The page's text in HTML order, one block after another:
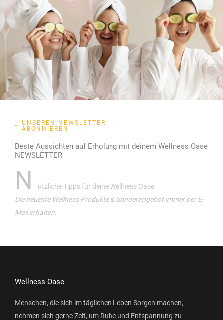
UNSEREN NEWSLETTER
ABONNIEREN
Beste Aussichten auf Erholung mit deinem Wellness Oase
NEWSLETTER
N
ützliche Tipps für deine Wellness Oase.
Die neueste Wellness Produkte & Sonderangebot immer per E-
Mail erhalten.
Wellness Oase
Menschen, die sich im täglichen Leben Sorgen machen,
nehmen sich gerne Zeit, um Ruhe und Entspannung zu